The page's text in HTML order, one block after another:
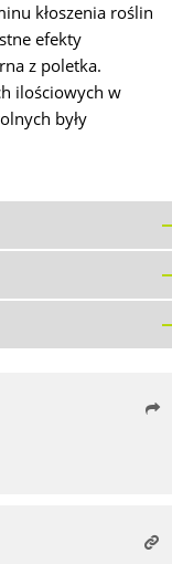
kłoszenia roślin
efekty
z poletka.
ilościowych w
były